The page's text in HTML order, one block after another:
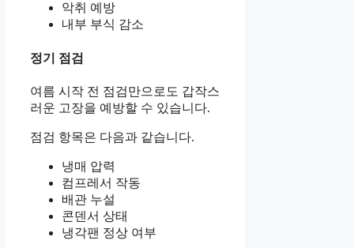
악취 예방
내부 부식 감소
정기 점검
여름 시작 전 점검만으로도 갑작스
러운 고장을 예방할 수 있습니다.
점검 항목은 다음과 같습니다.
냉매 압력
컴프레서 작동
배관 누설
콘덴서 상태
냉각팬 정상 여부